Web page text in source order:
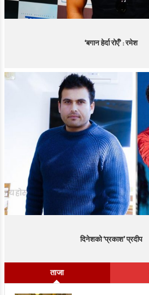
‘बगान हेर्दा रोएँ’ : रमेश
दिनेशको ‘प्रकाश’ प्रदीप
ताजा